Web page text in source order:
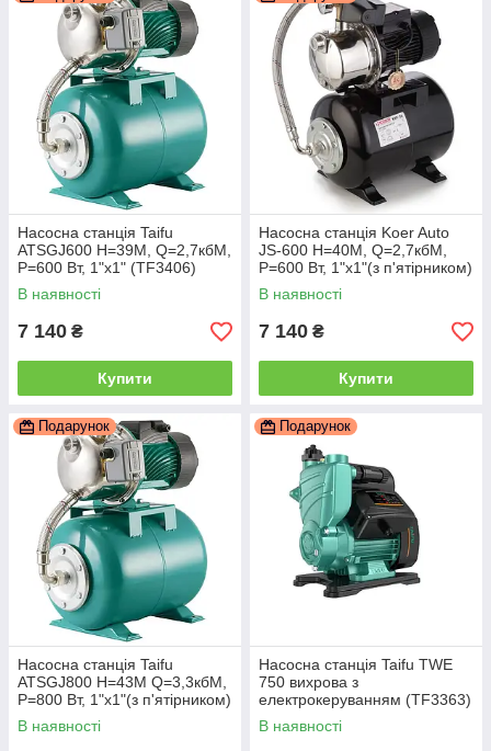
Насосна станція Taifu
ATSGJ600 Н=39М, Q=2,7кбМ,
P=600 Вт, 1"x1" (TF3406)
В наявності
7 140 ₴
Купити
Насосна станція Koer Auto
JS-600 Н=40М, Q=2,7кбМ,
P=600 Вт, 1"x1"(з п'ятірником)
(KP2898)
В наявності
7 140 ₴
Купити
Подарунок
Насосна станція Taifu
ATSGJ800 Н=43М Q=3,3кбМ,
P=800 Вт, 1"x1"(з п'ятірником)
(TF0032)
В наявності
Подарунок
Насосна станція Taifu TWE
750 вихрова з
електрокеруванням (TF3363)
В наявності